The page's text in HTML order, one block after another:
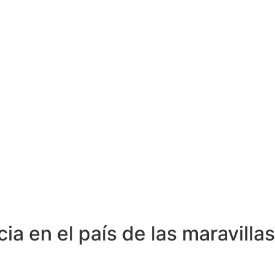
en el país de las maravillas